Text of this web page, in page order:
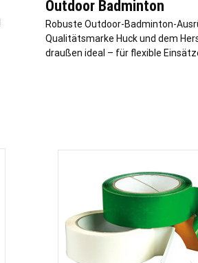
Outdoor Badminton
Robuste Outdoor-Badminton-
Qualitätsmarke Huck und dem
draußen ideal – für flexible